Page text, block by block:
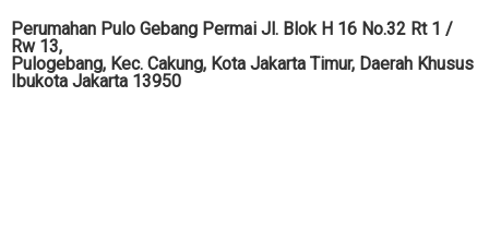
Perumahan Pulo Gebang Permai Jl. Blok H 16 No.32 Rt 1 /
Rw 13,
Pulogebang, Kec. Cakung, Kota Jakarta Timur, Daerah Khusus
Ibukota Jakarta 13950